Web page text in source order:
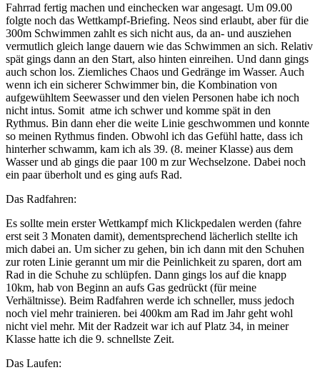
Fahrrad fertig machen und einchecken war angesagt. Um 09.00
folgte noch das Wettkampf-Briefing. Neos sind erlaubt, aber für die
300m Schwimmen zahlt es sich nicht aus, da an- und ausziehen
vermutlich gleich lange dauern wie das Schwimmen an sich. Relativ
spät gings dann an den Start, also hinten einreihen. Und dann gings
auch schon los. Ziemliches Chaos und Gedränge im Wasser. Auch
wenn ich ein sicherer Schwimmer bin, die Kombination von
aufgewühltem Seewasser und den vielen Personen habe ich noch
nicht intus. Somit atme ich schwer und komme spät in den
Rythmus. Bin dann eher die weite Linie geschwommen und konnte
so meinen Rythmus finden. Obwohl ich das Gefühl hatte, dass ich
hinterher schwamm, kam ich als 39. (8. meiner Klasse) aus dem
Wasser und ab gings die paar 100 m zur Wechselzone. Dabei noch
ein paar überholt und es ging aufs Rad.
Das Radfahren:
Es sollte mein erster Wettkampf mich Klickpedalen werden (fahre
erst seit 3 Monaten damit), dementsprechend lächerlich stellte ich
mich dabei an. Um sicher zu gehen, bin ich dann mit den Schuhen
zur roten Linie gerannt um mir die Peinlichkeit zu sparen, dort am
Rad in die Schuhe zu schlüpfen. Dann gings los auf die knapp
10km, hab von Beginn an aufs Gas gedrückt (für meine
Verhältnisse). Beim Radfahren werde ich schneller, muss jedoch
noch viel mehr trainieren. bei 400km am Rad im Jahr geht wohl
nicht viel mehr. Mit der Radzeit war ich auf Platz 34, in meiner
Klasse hatte ich die 9. schnellste Zeit.
Das Laufen: